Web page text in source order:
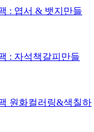
: 엽서 & 뱃지만들
: 자석책갈피만들
원화컬러링&색칠하